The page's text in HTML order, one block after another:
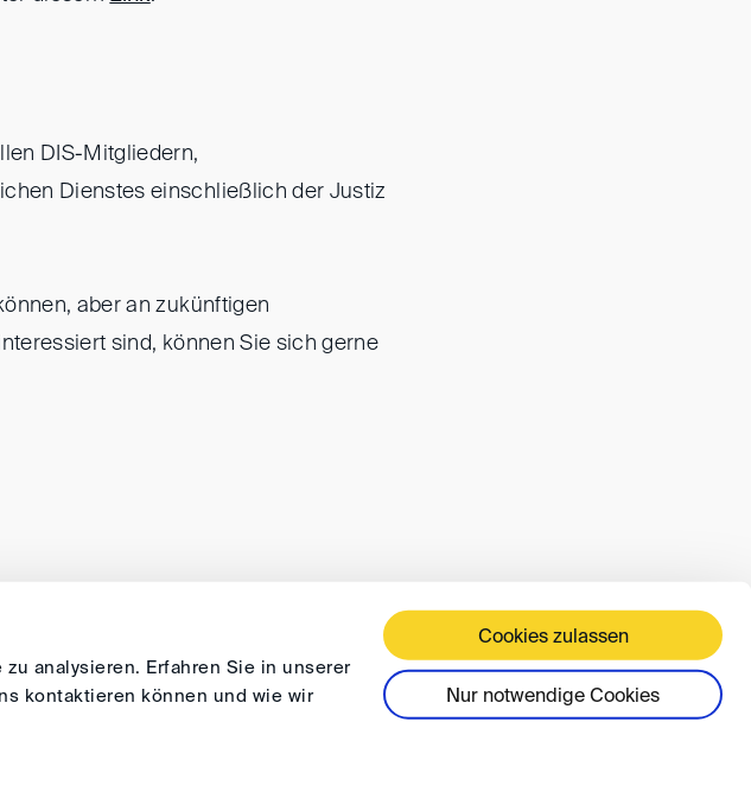
analysieren. Erfahren Sie in unserer
kontaktieren können und wie wir
Cookies zulassen
Nur notwendige Cookies
DIS-Mitgliedern,
Dienstes einschließlich der Justiz
aber an zukünftigen
sind, können Sie sich gerne
ALLGEMEINE GESCHÄFTSBEDINGUNGEN DATENSCHUTZ FAQ